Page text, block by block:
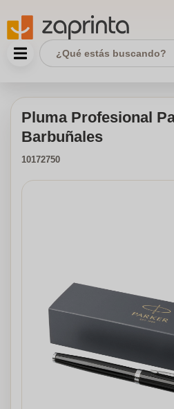
Pluma Profesional
Barbuñales
10172750